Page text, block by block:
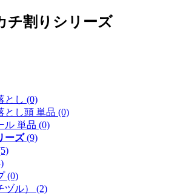
チ割りシリーズ
とし (0)
とし頭 単品 (0)
ル 単品 (0)
ーズ (9)
(0)
ヅル） (2)